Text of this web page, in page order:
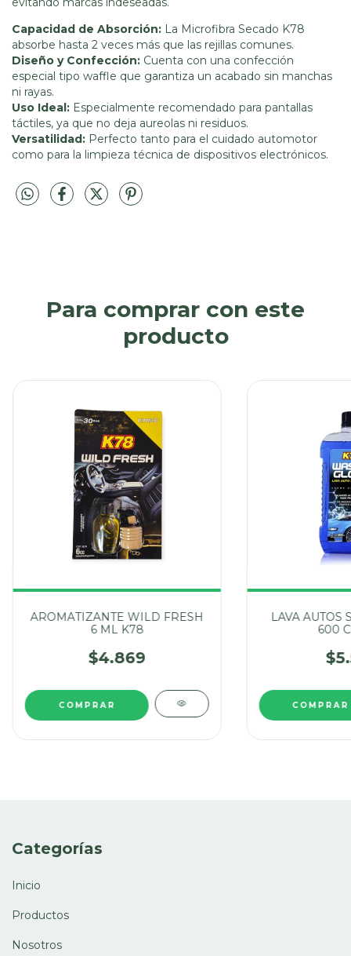
Capacidad de Absorción: La Microfibra Secado K78
absorbe hasta 2 veces más que las rejillas comunes.
Diseño y Confección: Cuenta con una confección
especial tipo waffle que garantiza un acabado sin manchas
ni rayas.
Uso Ideal: Especialmente recomendado para pantallas
táctiles, ya que no deja aureolas ni residuos.
Versatilidad: Perfecto tanto para el cuidado automotor
como para la limpieza técnica de dispositivos electrónicos.
Para comprar con este
producto
AROMATIZANTE WILD FRESH
6 ML K78
$4.869
COMPRAR
LAVA AUTOS
600
Categorías
Inicio
Productos
Nosotros